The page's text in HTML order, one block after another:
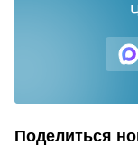
Поделиться